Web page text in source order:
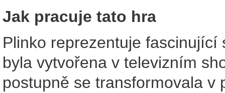
Jak pracuje tato hra
Plinko reprezentuje
byla vytvořena v televizním
postupně se transformovala v